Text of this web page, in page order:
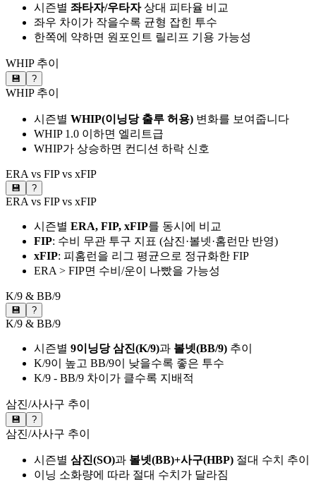
시즌별 좌타자/우타자상대 피타율 비교
좌우 차이가 작을수록 균형 잡힌 투수
한쪽에 약하면 원포인트 릴리프 기용 가능성
WHIP 추이
💾 ?
WHIP 추이
시즌별 WHIP(이닝당 출루 허용) 변화를 보여줍니다
WHIP 1.0 이하면 엘리트급
WHIP가 상승하면 컨디션 하락 신호
ERA vs FIP vs xFIP
💾 ?
ERA vs FIP vs xFIP
시즌별 ERA, FIP, xFIP를 동시에 비교
FIP: 수비 무관 투구 지표 (삼진·볼넷·홈런만 반영)
xFIP: 피홈런을 리그 평균으로 정규화한 FIP
ERA > FIP면 수비/운이 나빴을 가능성
K/9 & BB/9
💾 ?
K/9 & BB/9
시즌별 9이닝당 삼진(K/9)과 볼넷(BB/9) 추이
K/9이 높고 BB/9이 낮을수록 좋은 투수
K/9 - BB/9 차이가 클수록 지배적
삼진/사사구 추이
💾 ?
삼진/사사구 추이
시즌별 삼진(SO)과 볼넷(BB)+사구(HBP) 절대 수치 추이
이닝 소화량에 따라 절대 수치가 달라짐